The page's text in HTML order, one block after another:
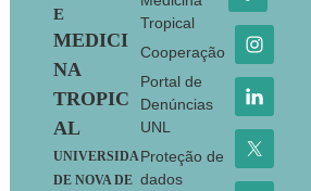
E
MEDICI
NA
TROPIC
AL
UNIVERSIDA
DE NOVA DE
Tropical
Cooperação
Portal de
Denúncias
UNL
Proteção de
dados